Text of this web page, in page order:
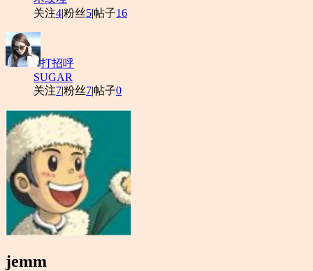
关注4|粉丝5|帖子16
打招呼
SUGAR
关注7|粉丝7|帖子0
jemm